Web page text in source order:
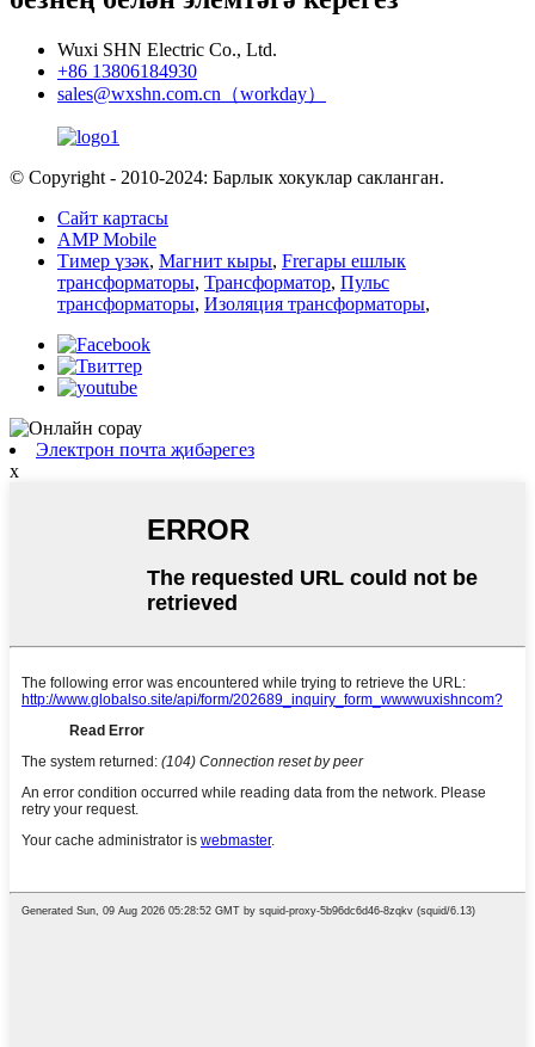
Wuxi SHN Electric Co., Ltd.
+86 13806184930
sales@wxshn.com.cn（workday）
© Copyright - 2010-2024: Барлык хокуклар сакланган.
Сайт картасы
AMP Mobile
Тимер үзәк, Магнит кыры, Freгары ешлык
трансформаторы, Трансформатор, Пульс
трансформаторы, Изоляция трансформаторы,
Электрон почта җибәрегез
x